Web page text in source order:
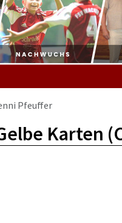
Pfeuffer
Karten